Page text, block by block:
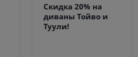
Скидка 20% на
диваны Тойво и
Туули!